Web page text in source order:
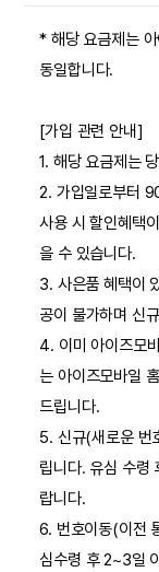
* 해당 요금제는
동일합니다.
[가입 관련 안내]
1. 해당 요금제는
2. 가입일로부터
사용 시 할인혜택
을 수 있습니다.
3. 사은품 혜택이
공이 불가하며 신
4. 이미 아이즈모
는 아이즈모바일
드립니다.
5. 신규(새로운 번
립니다. 유심 수령
랍니다.
6. 번호이동(이전
심수령 후 2~3일